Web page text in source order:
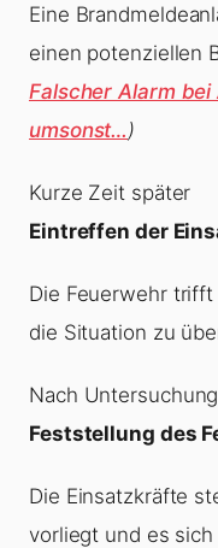
Eine
einen potenziellen
Falscher Alarm bei
umsonst… )
Kurze Zeit später
Eintreffen der
Die Feuerwehr
die Situation zu
Nach Untersuchung
Feststellung des
Die Einsatzkräfte
vorliegt und es